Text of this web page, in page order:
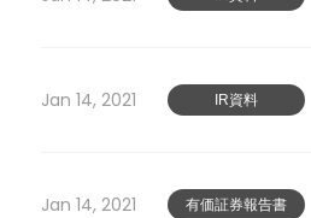
Jan 14, 2021 IR資料
Jan 14, 2021 有価証券報告書